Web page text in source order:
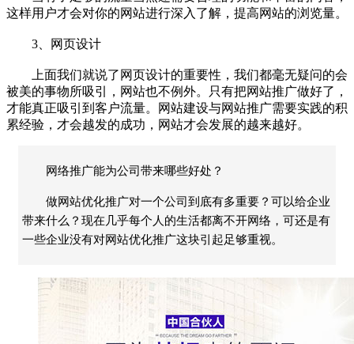
这样用户才会对你的网站进行深入了解，提高网站的浏览量。
3、网页设计
上面我们就说了网页设计的重要性，我们都毫无疑问的会
被美的事物所吸引，网站也不例外。只有把网站推广做好了，
才能真正吸引到客户流量。网站建设与网站推广需要实践的积
累经验，才会越发的成功，网站才会发展的越来越好。
网络推广能为公司带来哪些好处？
做网站优化推广对一个公司到底有多重要？可以给企业
带来什么？现在几乎每个人的生活都离不开网络，可还是有
一些企业没有对网站优化推广这块引起足够重视。